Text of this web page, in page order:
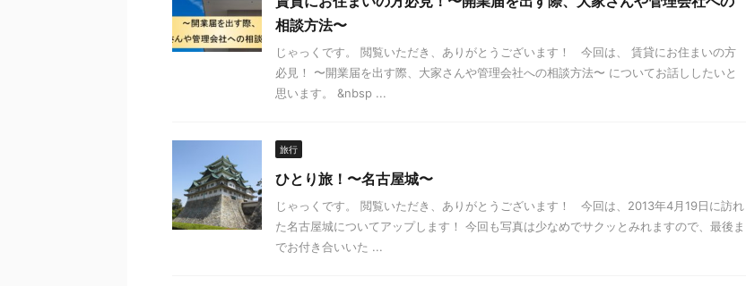
相談方法〜
じゃっくです。 閲覧いただき、ありがとうございます！ 今回は、 賃貸にお住まいの方
必見！ 〜開業届を出す際、大家さんや管理会社への相談方法〜 についてお話ししたいと
思います。 &nbsp ...
旅行
ひとり旅！〜名古屋城〜
じゃっくです。 閲覧いただき、ありがとうございます！ 今回は、2013年4月19日に訪れ
た名古屋城についてアップします！ 今回も写真は少なめでサクッとみれますので、最後ま
でお付き合いいた ...